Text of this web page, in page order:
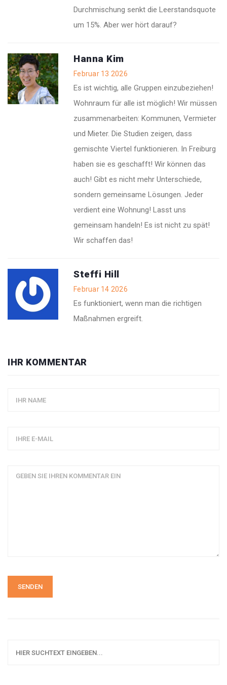
Durchmischung senkt die Leerstandsquote
um 15%. Aber wer hört darauf?
Hanna Kim
Februar 13 2026
Es ist wichtig, alle Gruppen einzubeziehen!
Wohnraum für alle ist möglich! Wir müssen
zusammenarbeiten: Kommunen, Vermieter
und Mieter. Die Studien zeigen, dass
gemischte Viertel funktionieren. In Freiburg
haben sie es geschafft! Wir können das
auch! Gibt es nicht mehr Unterschiede,
sondern gemeinsame Lösungen. Jeder
verdient eine Wohnung! Lasst uns
gemeinsam handeln! Es ist nicht zu spät!
Wir schaffen das!
Steffi Hill
Februar 14 2026
Es funktioniert, wenn man die richtigen
Maßnahmen ergreift.
IHR KOMMENTAR
SENDEN